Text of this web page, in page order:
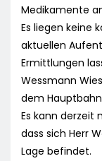
Medikamente
Es liegen keine
aktuellen
Ermittlungen
Wessmann
dem
Es kann derzeit
dass sich Herr
Lage befindet.